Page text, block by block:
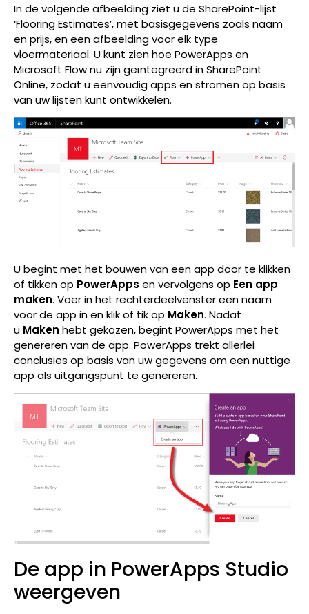
In de volgende afbeelding ziet u de SharePoint-lijst
‘Flooring Estimates’, met basisgegevens zoals naam
en prijs, en een afbeelding voor elk type
vloermateriaal. U kunt zien hoe PowerApps en
Microsoft Flow nu zijn geïntegreerd in SharePoint
Online, zodat u eenvoudig apps en stromen op basis
van uw lijsten kunt ontwikkelen.
U begint met het bouwen van een app door te klikken
of tikken op PowerApps en vervolgens op Een app
maken. Voer in het rechterdeelvenster een naam
voor de app in en klik of tik op Maken. Nadat
u Maken hebt gekozen, begint PowerApps met het
genereren van de app. PowerApps trekt allerlei
conclusies op basis van uw gegevens om een nuttige
app als uitgangspunt te genereren.
De app in PowerApps Studio
weergeven